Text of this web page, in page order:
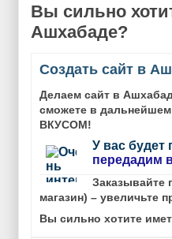
Вы сильно
Ашхабаде?
Создать сайт в
Делаем сайт в
сможете в
ВКУСОМ!
У вас будет
передадим
Заказывайте
магазин) – увеличьте
Вы сильно хотите